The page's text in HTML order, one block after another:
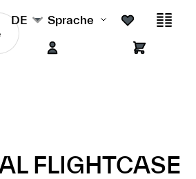
DE Sprache
FLIGHTCASE